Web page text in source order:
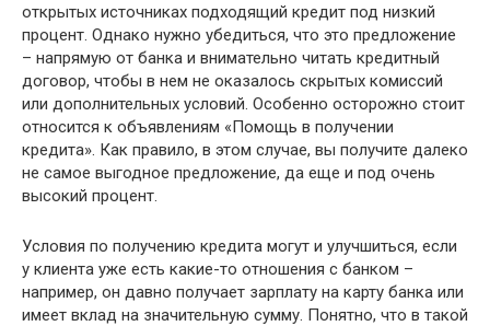
открытых источниках подходящий кредит под низкий
процент. Однако нужно убедиться, что это предложение
– напрямую от банка и внимательно читать кредитный
договор, чтобы в нем не оказалось скрытых комиссий
или дополнительных условий. Особенно осторожно стоит
относится к объявлениям «Помощь в получении
кредита». Как правило, в этом случае, вы получите далеко
не самое выгодное предложение, да еще и под очень
высокий процент.
Условия по получению кредита могут и улучшиться, если
у клиента уже есть какие-то отношения с банком –
например, он давно получает зарплату на карту банка или
имеет вклад на значительную сумму. Понятно, что в такой